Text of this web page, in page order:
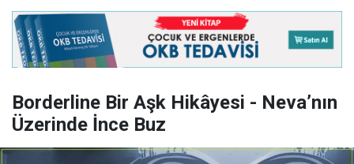
Borderline Bir Aşk Hikâyesi - Neva’nın
Üzerinde İnce Buz